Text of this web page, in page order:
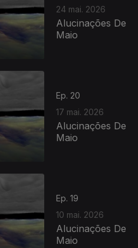
24 mai. 2026
Alucinações De
Maio
Ep. 20
17 mai. 2026
Alucinações De
Maio
Ep. 19
10 mai. 2026
Alucinações De
Maio